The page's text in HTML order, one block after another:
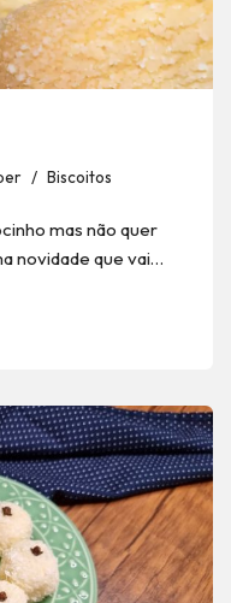
Biscoitos
mas não quer
novidade que vai…